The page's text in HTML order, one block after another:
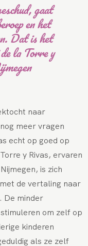
gaat
en het
Dat is het
la Torre y
naar
meer vragen
echt op goed op
y Rivas, ervaren
is zich
de vertaling naar
De minder
om zelf op
kinderen
als ze zelf